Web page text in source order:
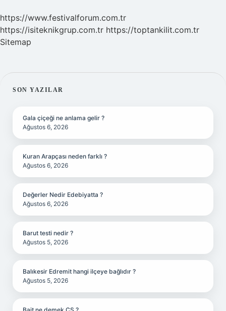
https://www.festivalforum.com.tr
https://isiteknikgrup.com.tr https://toptankilit.com.tr
Sitemap
SIDEBAR
SON YAZILAR
Gala çiçeği ne anlama gelir ?
Ağustos 6, 2026
Kuran Arapçası neden farklı ?
Ağustos 6, 2026
Değerler Nedir Edebiyatta ?
Ağustos 6, 2026
Barut testi nedir ?
Ağustos 5, 2026
Balıkesir Edremit hangi ilçeye bağlıdır ?
Ağustos 5, 2026